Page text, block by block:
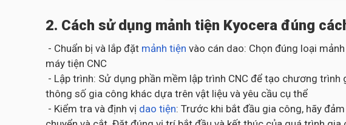
2. Cách sử dụng mảnh tiện Kyocera đúng
- Chuẩn bị và lắp đặt mảnh tiện vào cán dao: Chọn đúng loại
máy tiện CNC
- Lập trình: Sử dụng phần mềm lập trình CNC để tạo chương
thông số gia công khác dựa trên vật liệu và yêu cầu cụ thể
- Kiểm tra và định vị dao tiện: Trước khi bắt đầu gia công, hãy